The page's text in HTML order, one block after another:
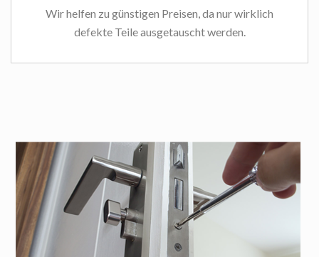
Wir helfen zu günstigen Preisen, da nur wirklich
defekte Teile ausgetauscht werden.